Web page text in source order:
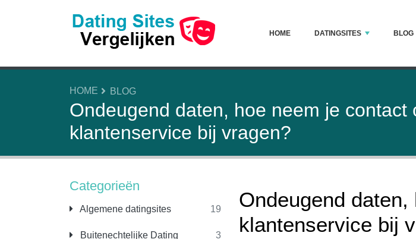
HOME DATINGSITES BLOG
HOME BLOG
Ondeugend daten, hoe neem je contact
klantenservice bij vragen?
Categorieën
Algemene datingsites 19
Buitenechtelijke Dating 3
Ondeugend
klantenservice bij